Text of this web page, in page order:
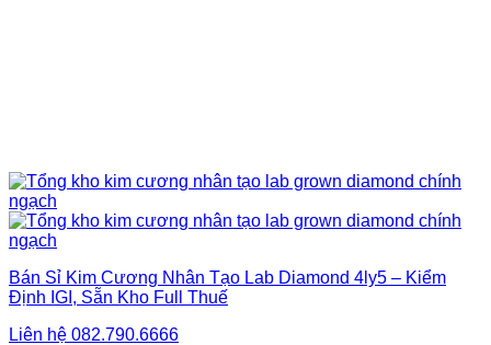
Bán Sỉ Kim Cương Nhân Tạo Lab Diamond 4ly5 – Kiểm
Định IGI, Sẵn Kho Full Thuế
Liên hệ 082.790.6666